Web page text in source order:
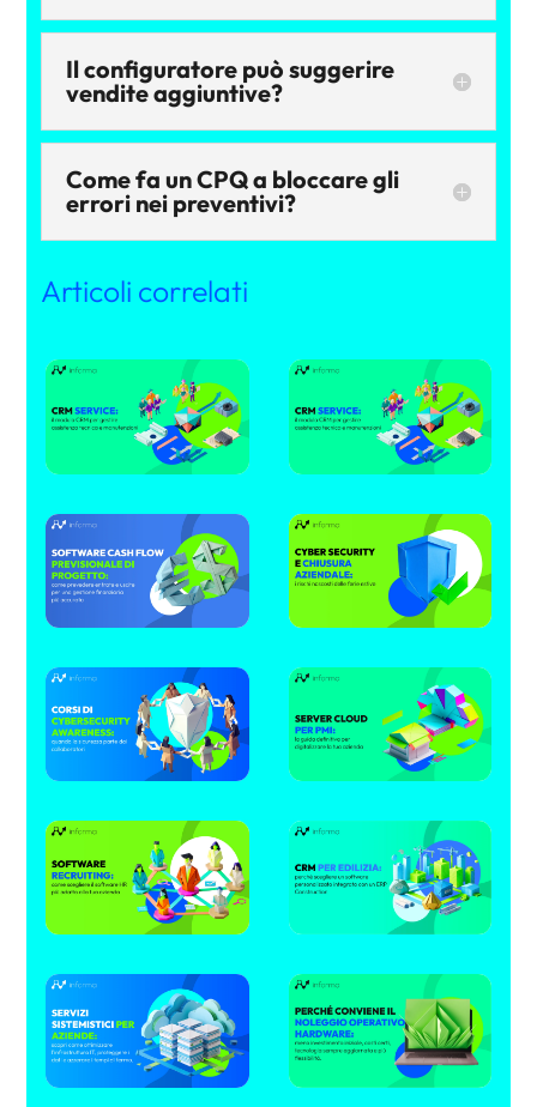
Il configuratore può suggerire
vendite aggiuntive?
Come fa un CPQ a bloccare gli
errori nei preventivi?
Articoli correlati